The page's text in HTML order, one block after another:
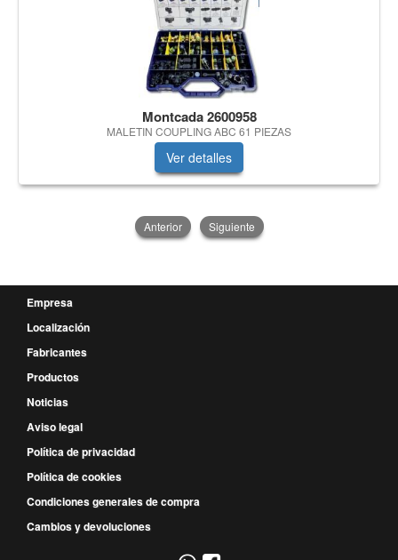
Montcada 2600958
MALETIN COUPLING ABC 61 PIEZAS
Ver detalles
Anterior Siguiente
Empresa
Localización
Fabricantes
Productos
Noticias
Aviso legal
Política de privacidad
Política de cookies
Condiciones generales de compra
Cambios y devoluciones